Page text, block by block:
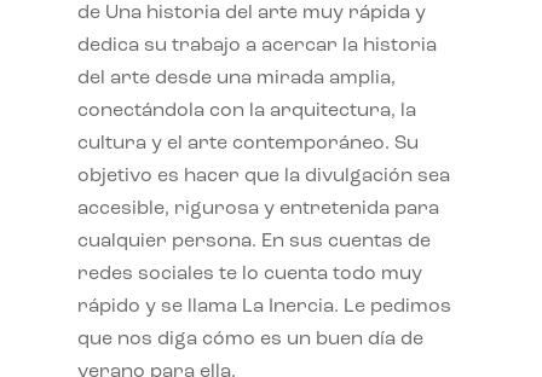
de Una historia del arte muy rápida y
dedica su trabajo a acercar la historia
del arte desde una mirada amplia,
conectándola con la arquitectura, la
cultura y el arte contemporáneo. Su
objetivo es hacer que la divulgación sea
accesible, rigurosa y entretenida para
cualquier persona. En sus cuentas de
redes sociales te lo cuenta todo muy
rápido y se llama La Inercia. Le pedimos
que nos diga cómo es un buen día de
verano para ella.